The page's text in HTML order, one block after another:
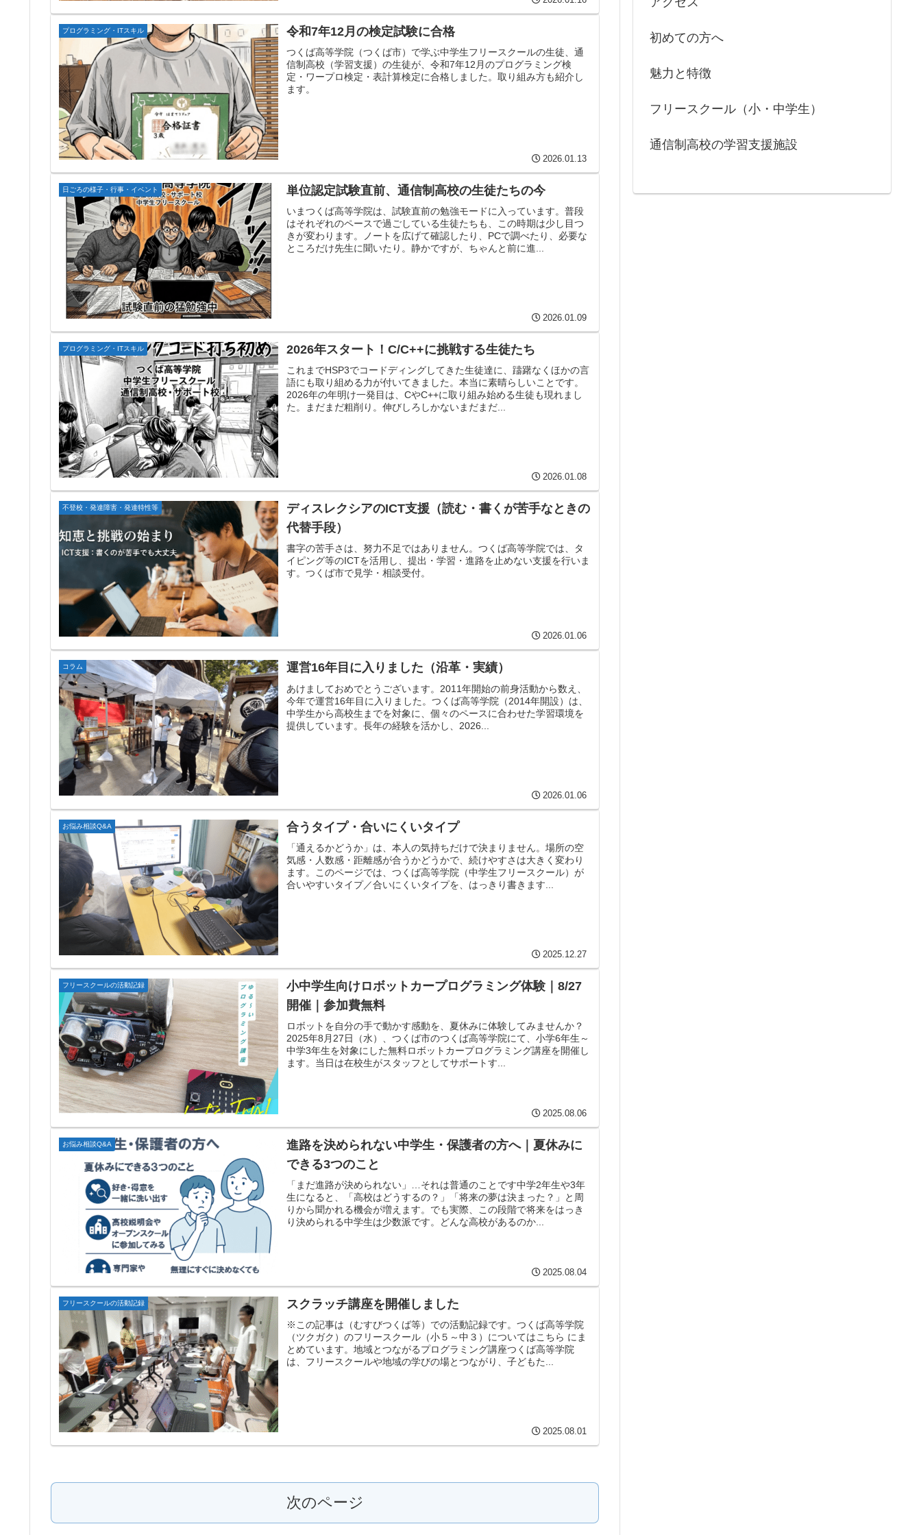
プログラミング・ITスキル 令和7年12月の検定試験に合格
つくば高等学院（つくば市）で学ぶ中学生フリースクールの生徒、通
信制高校（学習支援）の生徒が、令和7年12月のプログラミング検
定・ワープロ検定・表計算検定に合格しました。取り組み方も紹介し
ます。
2026.01.13
日ごろの様子・行事・イベント 単位認定試験直前、通信制高校の生徒たちの今
いまつくば高等学院は、試験直前の勉強モードに入っています。普段
はそれぞれのペースで過ごしている生徒たちも、この時期は少し目つ
きが変わります。ノートを広げて確認したり、PCで調べたり、必要な
ところだけ先生に聞いたり。静かですが、ちゃんと前に進...
2026.01.09
プログラミング・ITスキル 2026年スタート！C/C++に挑戦する生徒たち
これまでHSP3でコードディングしてきた生徒達に、躊躇なくほかの言
語にも取り組める力が付いてきました。本当に素晴らしいことです。
2026年の年明け一発目は、CやC++に取り組み始める生徒も現れまし
た。まだまだ粗削り。伸びしろしかないまだまだ...
2026.01.08
不登校・発達障害・発達特性等
ディスレクシアのICT支援（読む・書くが苦手なときの
代替手段）
書字の苦手さは、努力不足ではありません。つくば高等学院では、タ
イピング等のICTを活用し、提出・学習・進路を止めない支援を行いま
す。つくば市で見学・相談受付。
2026.01.06
コラム 運営16年目に入りました（沿革・実績）
あけましておめでとうございます。2011年開始の前身活動から数え、
今年で運営16年目に入りました。つくば高等学院（2014年開設）は、
中学生から高校生までを対象に、個々のペースに合わせた学習環境を
提供しています。長年の経験を活かし、2026...
2026.01.06
お悩み相談Q&A 合うタイプ・合いにくいタイプ
「通えるかどうか」は、本人の気持ちだけで決まりません。場所の空
気感・人数感・距離感が合うかどうかで、続けやすさは大きく変わり
ます。このページでは、つくば高等学院（中学生フリースクール）が
合いやすいタイプ／合いにくいタイプを、はっきり書きます...
2025.12.27
フリースクールの活動記録
小中学生向けロボットカープログラミング体験｜8/27
開催｜参加費無料
ロボットを自分の手で動かす感動を、夏休みに体験してみませんか？
2025年8月27日（水）、つくば市のつくば高等学院にて、小学6年生～
中学3年生を対象にした無料ロボットカープログラミング講座を開催し
ます。当日は在校生がスタッフとしてサポートす...
2025.08.06
お悩み相談Q&A
進路を決められない中学生・保護者の方へ｜夏休みに
できる3つのこと
「まだ進路が決められない」…それは普通のことです中学2年生や3年
生になると、「高校はどうするの？」「将来の夢は決まった？」と周
りから聞かれる機会が増えます。でも実際、この段階で将来をはっき
り決められる中学生は少数派です。どんな高校があるのか...
2025.08.04
フリースクールの活動記録 スクラッチ講座を開催しました
※この記事は（むすびつくば等）での活動記録です。つくば高等学院
（ツクガク）のフリースクール（小５～中３）についてはこちら にま
とめています。地域とつながるプログラミング講座つくば高等学院
は、フリースクールや地域の学びの場とつながり、子どもた...
2025.08.01
次のページ
初めての方へ
魅力と特徴
フリースクール（小・中学生）
通信制高校の学習支援施設